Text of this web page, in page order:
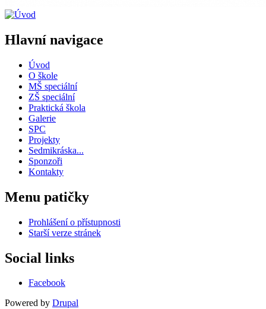
Hlavní navigace
Úvod
O škole
MŠ speciální
ZŠ speciální
Praktická škola
Galerie
SPC
Projekty
Sedmikráska...
Sponzoři
Kontakty
Menu patičky
Prohlášení o přístupnosti
Starší verze stránek
Social links
Facebook
Powered by Drupal